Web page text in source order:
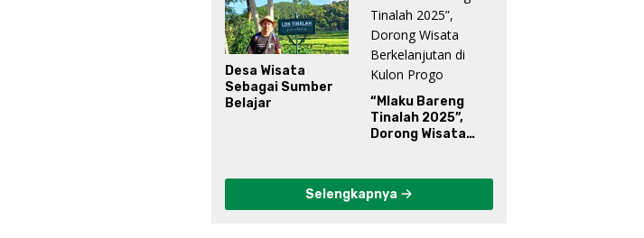
Desa Wisata
Sebagai Sumber
Belajar
“Mlaku Bareng
Tinalah 2025”,
Dorong Wisata
Selengkapnya